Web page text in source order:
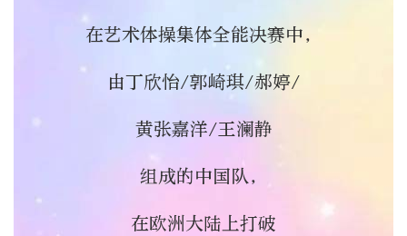
在艺术体操集体全能决赛中，
由丁欣怡/郭崎琪/郝婷/
黄张嘉洋/王澜静
组成的中国队，
在欧洲大陆上打破